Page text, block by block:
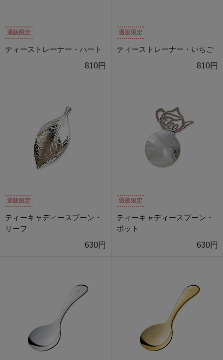
通販限定
ティーストレーナー・ハート
810円
通販限定
ティーストレーナー・いちご
810円
通販限定
ティーキャディースプーン・
リーフ
630円
通販限定
ティーキャディースプーン・
ポット
630円